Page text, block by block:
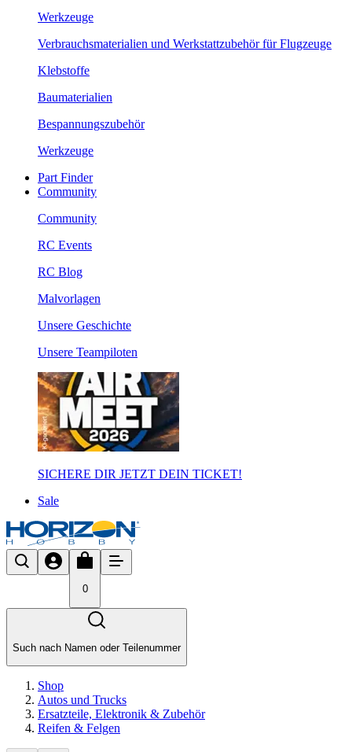
Werkzeuge
Verbrauchsmaterialien und Werkstattzubehör für Flugzeuge
Klebstoffe
Baumaterialien
Bespannungszubehör
Werkzeuge
Part Finder
Community
Community
RC Events
RC Blog
Malvorlagen
Unsere Geschichte
Unsere Teampiloten
SICHERE DIR JETZT DEIN TICKET!
Sale
0
Such nach Namen oder Teilenummer
Shop
Autos und Trucks
Ersatzteile, Elektronik & Zubehör
Reifen & Felgen